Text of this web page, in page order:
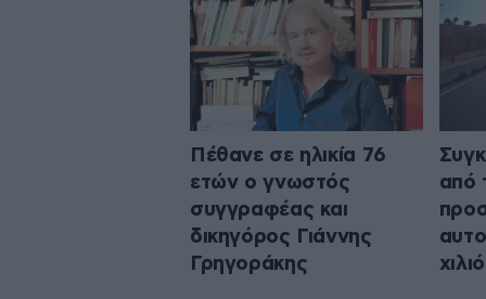
Πέθανε σε ηλικία 76
ετών ο γνωστός
συγγραφέας και
δικηγόρος Γιάννης
Γρηγοράκης
από